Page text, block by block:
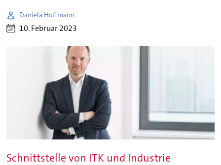
Daniela Hoffmann
10. Februar 2023
Schnittstelle von ITK und Industrie